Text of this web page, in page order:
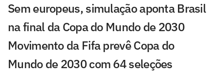
Sem europeus, simulação aponta Brasil
na final da Copa do Mundo de 2030
Movimento da Fifa prevê Copa do
Mundo de 2030 com 64 seleções